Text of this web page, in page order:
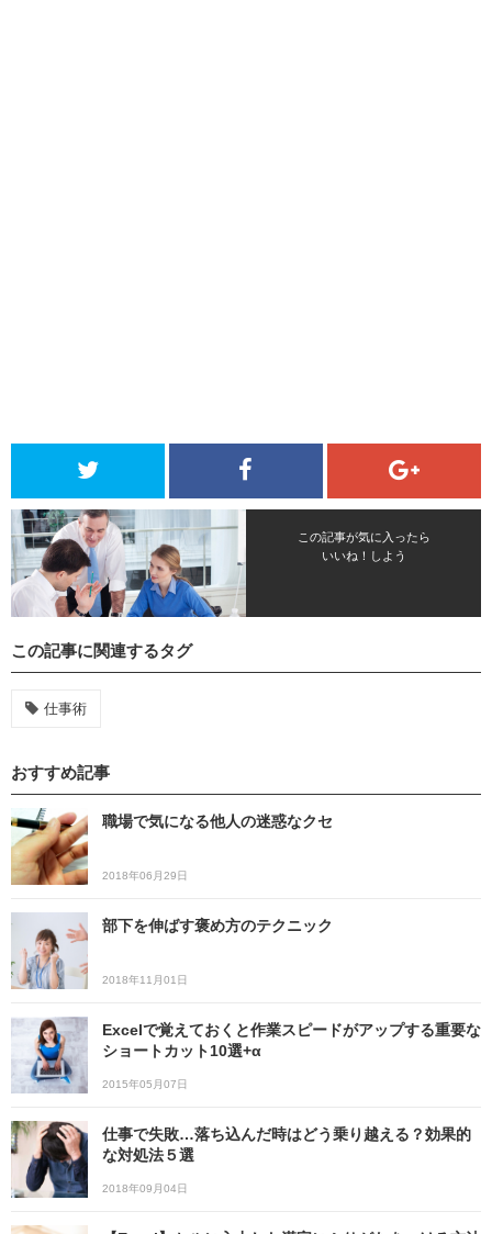
この記事が気に入ったら
いいね！しよう
この記事に関連するタグ
仕事術
おすすめ記事
職場で気になる他人の迷惑なクセ
2018年06月29日
2018年11月01日
Excelで覚えておくと作業スピードがアップする重要な
ショートカット10選+α
2015年05月07日
仕事で失敗…落ち込んだ時はどう乗り越える？効果的
な対処法５選
2018年09月04日